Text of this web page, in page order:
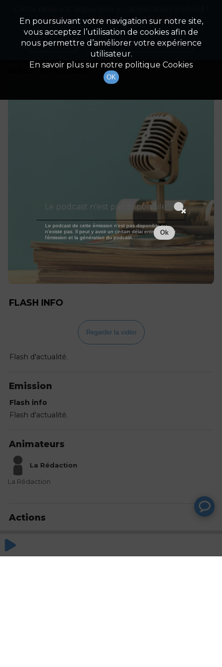
Détails De L'épisode
18 novembre 2023
à 9h59
durée : Invalid date
FLASH INFO
Regarder la vidéo
Flash d'actualité.
Emission
Flash info
Flash d'actualité.
Animateurs
La Rédaction
La Rédaction
Actions
En poursuivant votre navigation sur notre site,
vous acceptez l’utilisation de cookies afin de
nous permettre d’améliorer votre expérience
utilisateur.
En savoir plus sur notre politique Cookies
OK
Appuyez ci-dessous pour l'installer.
Non merci Télécharger l'application
Le podcast n'est pas disponible
Le podcast de cette émission n'est pas disponible ou
n'existe pas. Il peut y avoir un certain délai entre la fin de
l'émission et la génération du podcast.
Ok